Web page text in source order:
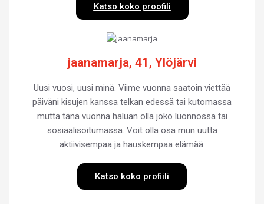
Katso koko proofili
jaanamarja, 41, Ylöjärvi
Uusi vuosi, uusi minä. Viime vuonna saatoin viettää
päiväni kisujen kanssa telkan edessä tai kutomassa
mutta tänä vuonna haluan olla joko luonnossa tai
sosiaalisoitumassa. Voit olla osa mun uutta
aktiivisempaa ja hauskempaa elämää.
Katso koko profiili